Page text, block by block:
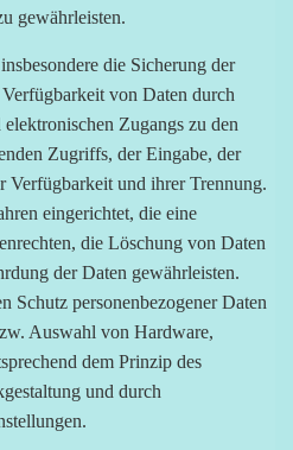
gewährleisten.
die Sicherung der
von Daten durch
Zugangs zu den
Zugriffs, der Eingabe, der
Verfügbarkeit und ihrer Trennung.
eingerichtet, die eine
die Löschung von Daten
der Daten gewährleisten.
Schutz personenbezogener Daten
Auswahl von Hardware,
dem Prinzip des
und durch